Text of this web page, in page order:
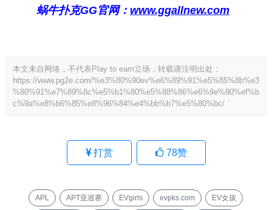
蜗牛扑克GG官网： www.ggallnew.com
本文来自网络，不代表Play to earn立场，转载请注明出处：
https://www.pg2e.com/%e3%80%90ev%e6%89%91%e5%85%8b%e3
%80%91%e7%89%8c%e5%b1%80%e5%88%86%e6%9e%90%ef%b
c%9a%e8%b6%85%e8%96%84%e4%bb%b7%e5%80%bc/
打赏 78赞
APL APT亚巡赛 EVgirls evpks.com EV女孩